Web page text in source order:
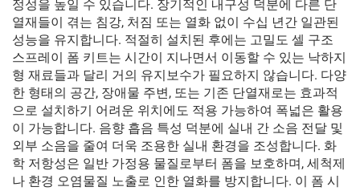
정성을 높일 수 있습니다. 장기적인 내구성 덕분에 다른 단
열재들이 겪는 침강, 처짐 또는 열화 없이 수십 년간 일관된
성능을 유지합니다. 적절히 설치된 후에는 고밀도 셀 구조
스프레이 폼 키트는 시간이 지나면서 이동할 수 있는 낙하지
형 재료들과 달리 거의 유지보수가 필요하지 않습니다. 다양
한 형태의 공간, 장애물 주변, 또는 기존 단열재로는 효과적
으로 설치하기 어려운 위치에도 적용 가능하여 폭넓은 활용
이 가능합니다. 음향 흡음 특성 덕분에 실내 간 소음 전달 및
외부 소음을 줄여 더욱 조용한 실내 환경을 조성합니다. 화
학 저항성은 일반 가정용 물질로부터 폼을 보호하며, 세척제
나 환경 오염물질 노출로 인한 열화를 방지합니다. 이 폼 시